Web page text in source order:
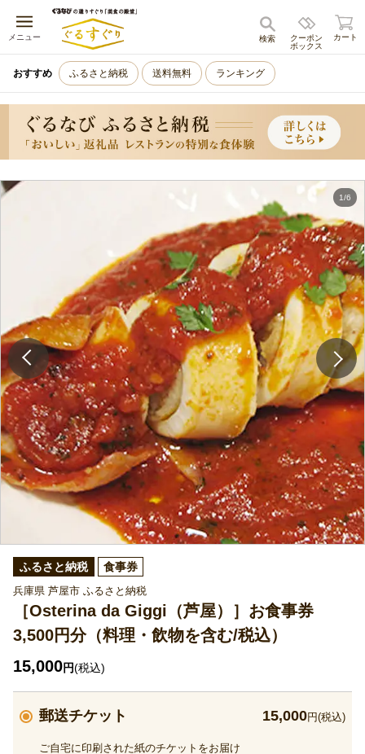
メニュー
キャンセル
クーポン
ボックス
検索 カート
おすすめ ふるさと納税 送料無料 ランキング
1/6
ふるさと納税 食事券
兵庫県 芦屋市 ふるさと納税
［Osterina da Giggi（芦屋）］お食事券
3,500円分（料理・飲物を含む/税込）
15,000円(税込)
郵送チケット 15,000円(税込)
ご自宅に印刷された紙のチケットをお届け